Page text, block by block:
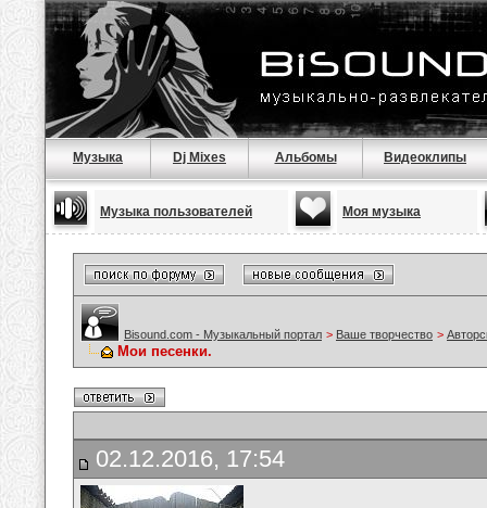
Музыка Dj Mixes Альбомы Видеоклипы
Музыка пользователей Моя музыка
Bisound.com - Музыкальный портал > Ваше творчество >
Мои песенки.
02.12.2016, 17:54